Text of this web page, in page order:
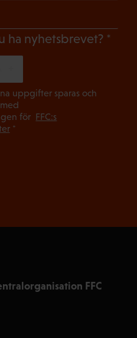
FFC
ha nyhetsbrevet?
uppgifter sparas och
för FFC:s
*